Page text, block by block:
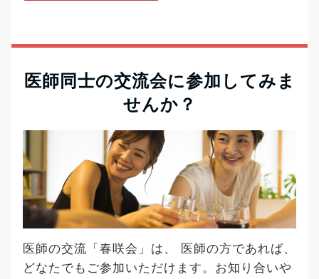
医師同士の交流会に参加してみま
せんか？
医師の交流「春咲会」は、 医師の方であれば、
どなたでもご参加いただけます。お知り合いや